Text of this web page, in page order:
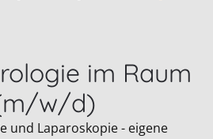
im Raum
w/d)
und Laparoskopie - eigene